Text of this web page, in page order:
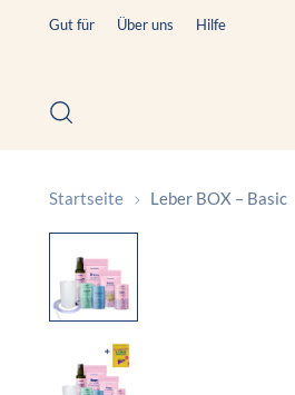
Gut für Über uns Hilfe
Startseite Leber BOX – Basic